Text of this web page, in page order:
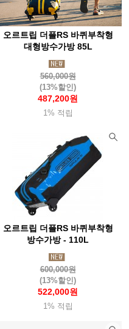
(Tuod) 태광산업
아(Trangia) ThousWinds
어(Fanture) 페츨(Petzl)
펜들턴(Pendleton)
스(Primus) 프리즘(Prizm)
라벤(Fjallraven) 피츠(Fits)
하바행크 하이드라팩
하이핵 하임플래닛
호카 헬로닷 헬리녹스
오르트립 더플RS 바퀴부착형
대형방수가방 85L
560,000원
(13%할인)
487,200원
1% 적립
오르트립 더플RS 바퀴부착형
방수가방 - 110L
600,000원
(13%할인)
522,000원
1% 적립